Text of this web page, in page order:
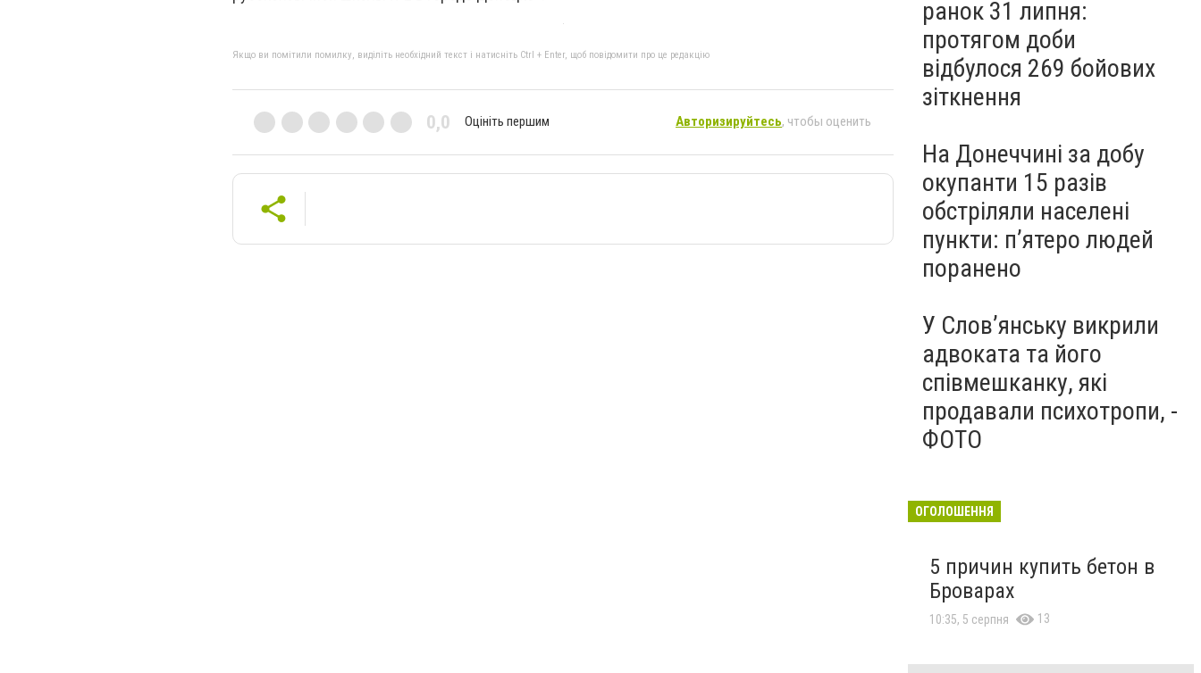
Якщо ви помітили помилку, виділіть необхідний текст і натисніть Ctrl + Enter, щоб повідомити про це редакцію
0,0 Оцініть першим Авторизируйтесь, чтобы оценить
ранок 31 липня:
протягом доби
відбулося 269 бойових
зіткнення
На Донеччині за добу
окупанти 15 разів
обстріляли населені
пункти: пʼятеро людей
поранено
У Слов’янську викрили
адвоката та його
співмешканку, які
продавали психотропи, -
ФОТО
ОГОЛОШЕННЯ
5 причин купить бетон в
Броварах
10:35, 5 серпня 13